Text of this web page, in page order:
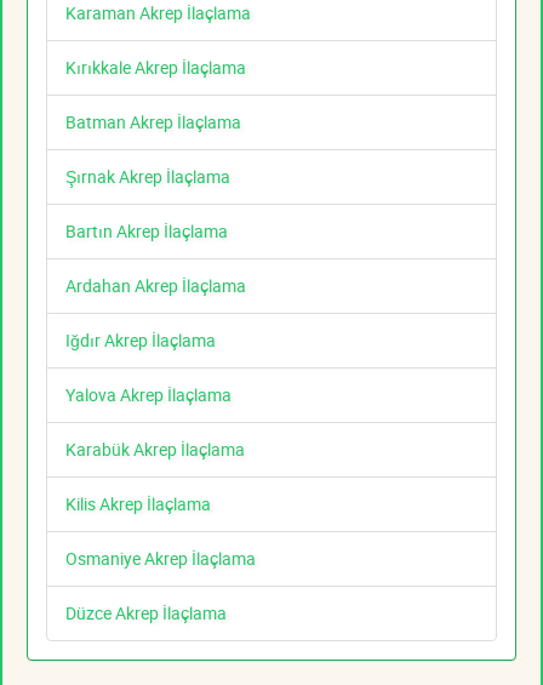
Karaman Akrep İlaçlama
Kırıkkale Akrep İlaçlama
Batman Akrep İlaçlama
Şırnak Akrep İlaçlama
Bartın Akrep İlaçlama
Ardahan Akrep İlaçlama
Iğdır Akrep İlaçlama
Yalova Akrep İlaçlama
Karabük Akrep İlaçlama
Kilis Akrep İlaçlama
Osmaniye Akrep İlaçlama
Düzce Akrep İlaçlama